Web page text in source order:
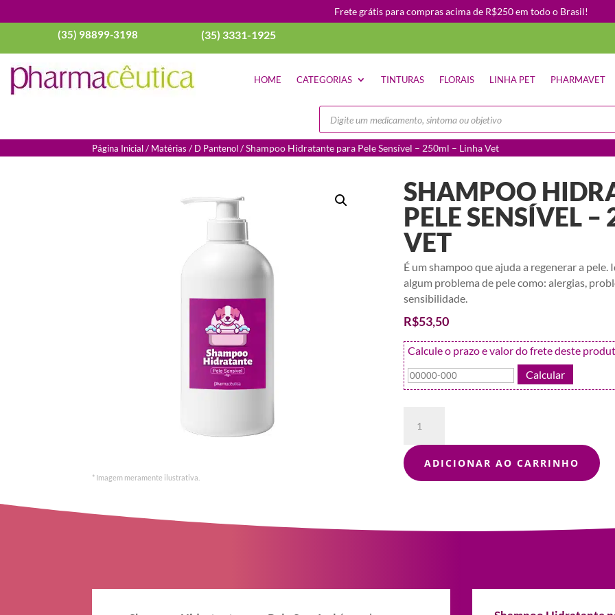
Frete grátis para compras acima de R$250 em todo o Brasil!
(35) 98899-3198 (35) 3331-1925
HOME CATEGORIAS TINTURAS FLORAIS LINHA PET PHARMAVET
Pesquisar
Página Inicial/Matérias /D Pantenol/ Shampoo Hidratante para Pele Sensível – 250ml – Linha Vet
* Imagem meramente ilustrativa.
SHAMPOO
PELE SENSÍVEL
VET
É um shampoo que ajuda a regenerar a pele.
algum problema de pele como: alergias,
sensibilidade.
R$53,50
Calcule o prazo e valor do frete deste
Hidratante
para
Pele
Sensível
ADICIONAR AO CARRINHO